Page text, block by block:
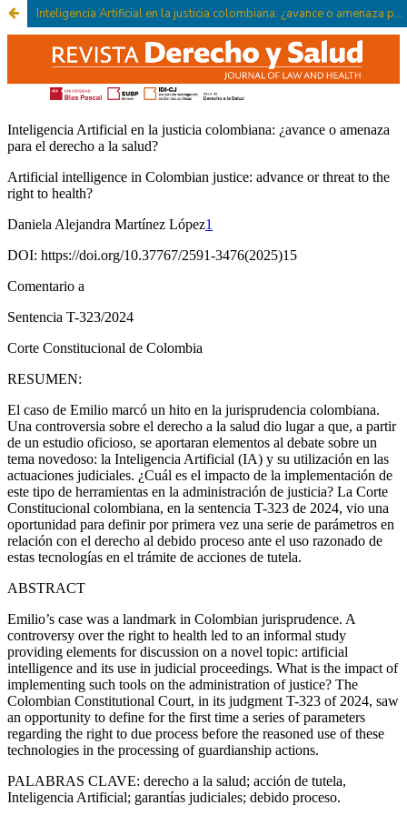
Inteligencia Artificial en la justicia colombiana: ¿avance o amenaza para el derecho a la salud?